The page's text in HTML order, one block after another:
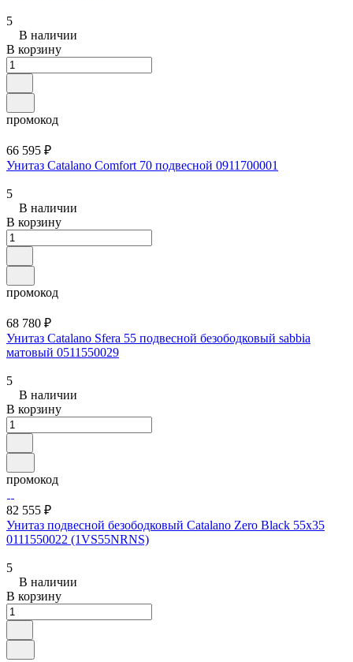
5
В наличии
В корзину
промокод
66 595 ₽
Унитаз Catalano Comfort 70 подвесной 0911700001
5
В наличии
В корзину
промокод
68 780 ₽
Унитаз Catalano Sfera 55 подвесной безободковый sabbia
матовый 0511550029
5
В наличии
В корзину
промокод
82 555 ₽
Унитаз подвесной безободковый Catalano Zero Black 55x35
0111550022 (1VS55NRNS)
5
В наличии
В корзину